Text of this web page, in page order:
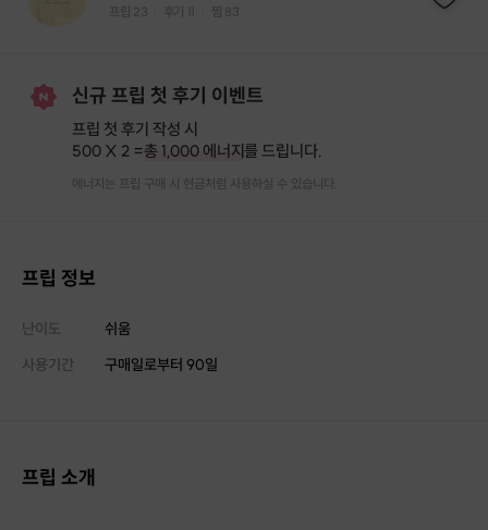
프립 23 후기 11 찜 83
신규 프립 첫 후기 이벤트
프립 첫 후기 작성 시
500 X 2 =총 1,000 에너지를 드립니다.
에너지는 프립 구매 시 현금처럼 사용하실 수 있습니다.
프립 정보
난이도
쉬움
사용기간
구매일로부터 90일
프립 소개